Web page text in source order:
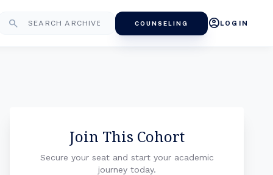
search COUNSELING account_circleLOGIN
Join This Cohort
Secure your seat and start your academic
journey today.